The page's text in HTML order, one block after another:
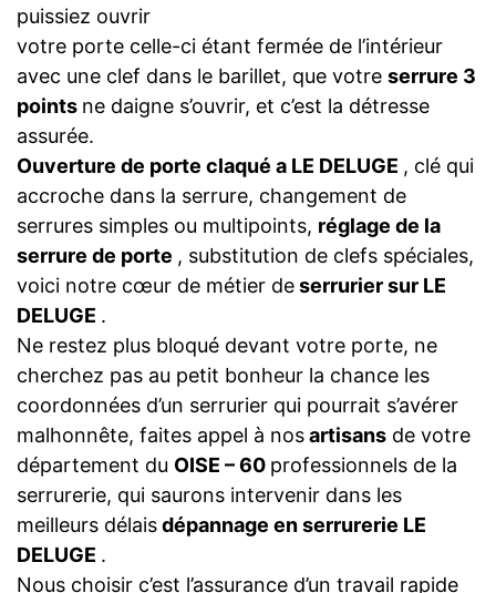
puissiez ouvrir
votre porte celle-ci étant fermée de l’intérieur
avec une clef dans le barillet, que votre serrure 3
points ne daigne s’ouvrir, et c’est la détresse
assurée.
Ouverture de porte claqué a LE DELUGE , clé qui
accroche dans la serrure, changement de
serrures simples ou multipoints, réglage de la
serrure de porte , substitution de clefs spéciales,
voici notre cœur de métier deserrurier sur LE
DELUGE .
Ne restez plus bloqué devant votre porte, ne
cherchez pas au petit bonheur la chance les
coordonnées d’un serrurier qui pourrait s’avérer
malhonnête, faites appel à nosartisans de votre
département du OISE – 60 professionnels de la
serrurerie, qui saurons intervenir dans les
meilleurs délaisdépannage en serrurerie LE
DELUGE .
Nous choisir c’est l’assurance d’un travail rapide